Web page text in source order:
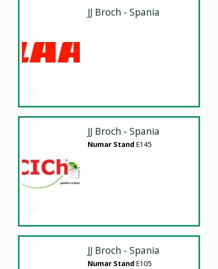
JJ Broch - Spania
JJ Broch - Spania
Numar Stand E145
JJ Broch - Spania
Numar Stand E105